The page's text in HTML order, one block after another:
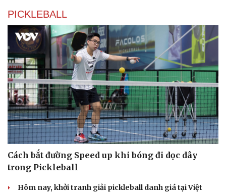
PICKLEBALL
Cách bắt đường Speed up khi bóng đi dọc dây
trong Pickleball
Hôm nay, khởi tranh giải pickleball danh giá tại Việt